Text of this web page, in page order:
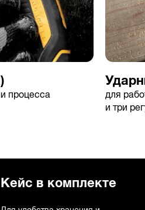
процесса
для
и три
Кейс в комплекте